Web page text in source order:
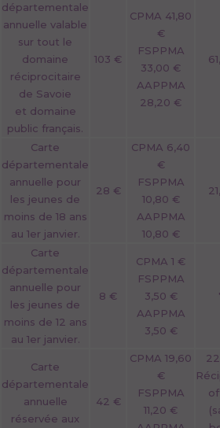
départementale
annuelle valable
sur tout le
domaine
réciprocitaire
de Savoie
et domaine
public français.
103 €
CPMA 41,80
€
FSPPMA
33,00 €
AAPPMA
28,20 €
Carte
départementale
annuelle pour
les jeunes de
moins de 18 ans
au 1er janvier.
28 €
CPMA 6,40
€
FSPPMA
10,80 €
AAPPMA
10,80 €
Carte
départementale
annuelle pour
les jeunes de
moins de 12 ans
au 1er janvier.
8 €
CPMA 1 €
FSPPMA
3,50 €
AAPPMA
3,50 €
Carte
départementale
annuelle
réservée aux
42 €
CPMA 19,60
€
FSPPMA
11,20 €